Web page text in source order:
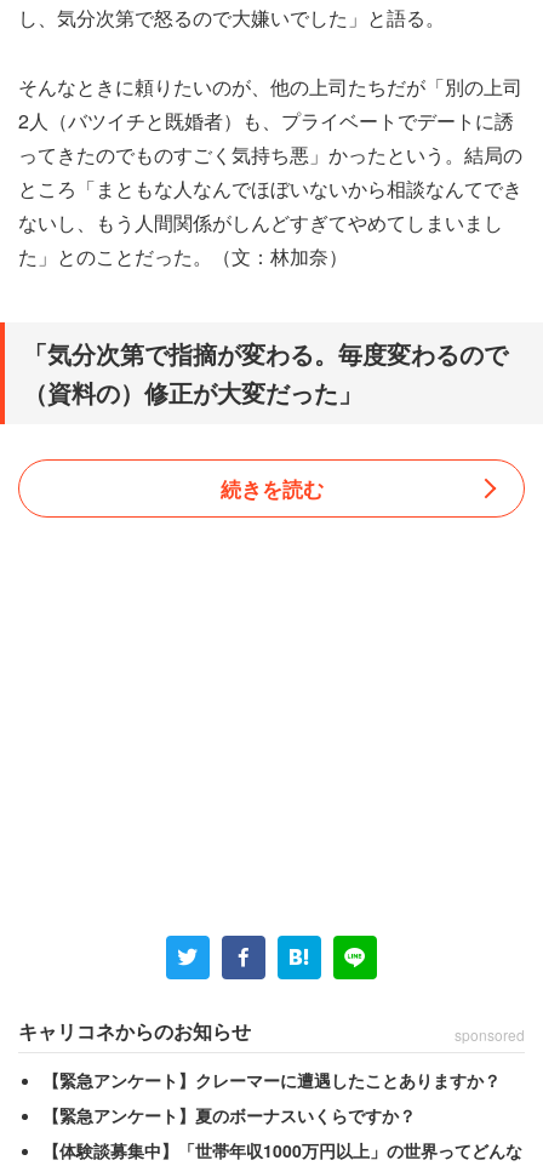
し、気分次第で怒るので大嫌いでした」と語る。
そんなときに頼りたいのが、他の上司たちだが「別の上司
2人（バツイチと既婚者）も、プライベートでデートに誘
ってきたのでものすごく気持ち悪」かったという。結局の
ところ「まともな人なんでほぼいないから相談なんてでき
ないし、もう人間関係がしんどすぎてやめてしまいまし
た」とのことだった。（文：林加奈）
「気分次第で指摘が変わる。毎度変わるので
（資料の）修正が大変だった」
分で決まる」（40代男性／技術職）
「休みや就業時間が社長の気分次第で変わる」（40
代男性／建築・土木技術職）
続きを読む
キャリコネからのお知らせ sponsored
【緊急アンケート】クレーマーに遭遇したことありますか？
【緊急アンケート】夏のボーナスいくらですか？
【体験談募集中】「世帯年収1000万円以上」の世界ってどんな